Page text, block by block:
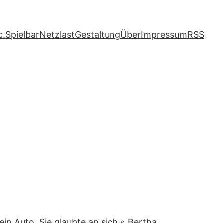
SpielbarNetzlastGestaltungÜberImpressumRSS